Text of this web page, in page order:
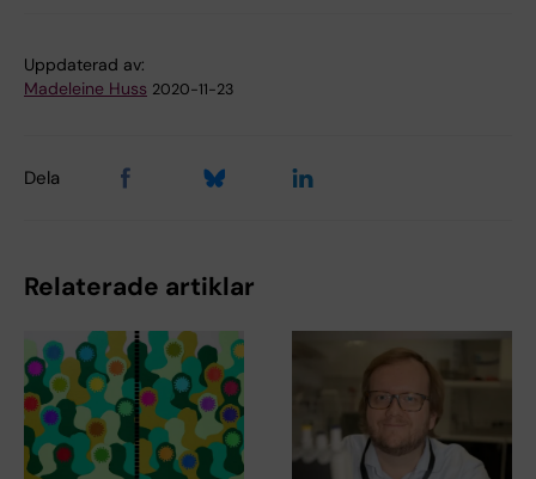
Uppdaterad av:
Madeleine Huss 2020-11-23
Dela
Relaterade artiklar